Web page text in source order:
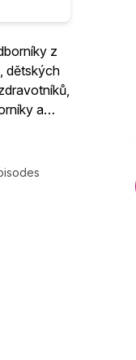
z
dětských
a